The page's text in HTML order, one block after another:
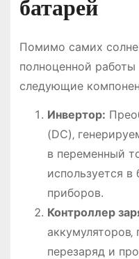
батарей
Помимо самих
полноценной
следующие
Инвертор:
(DC)‚
в переменный
используется
приборов.
Контроллер
перезаряд и